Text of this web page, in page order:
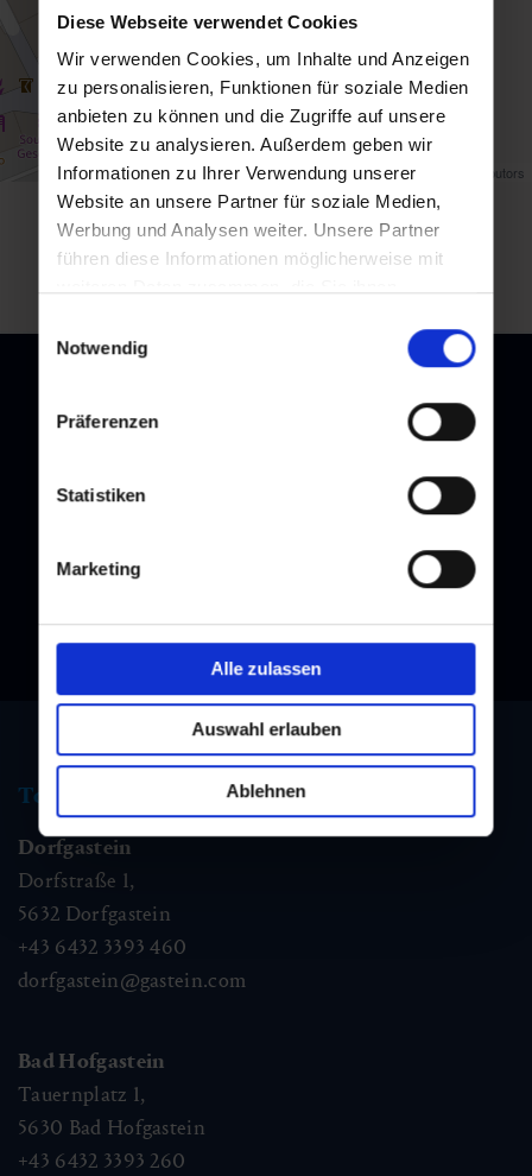
Diese Webseite verwendet Cookies
Wir verwenden Cookies, um Inhalte und Anzeigen
zu personalisieren, Funktionen für soziale Medien
anbieten zu können und die Zugriffe auf unsere
Website zu analysieren. Außerdem geben wir
Informationen zu Ihrer Verwendung unserer
Website an unsere Partner für soziale Medien,
Werbung und Analysen weiter. Unsere Partner
führen diese Informationen möglicherweise mit
Nutzung der Dienste gesammelt haben.
Notwendig
Präferenzen
Statistiken
Marketing
Alle zulassen
Auswahl erlauben
Ablehnen
Map data ©OpenStreetMap contributors
back to overview
Subscribe to our newsletter and stay up to date!
Tourist information
Dorfgastein
Dorfstraße 1,
5632 Dorfgastein
+43 6432 3393 460
dorfgastein@gastein.com
Bad Hofgastein
Tauernplatz 1,
5630 Bad Hofgastein
+43 6432 3393 260